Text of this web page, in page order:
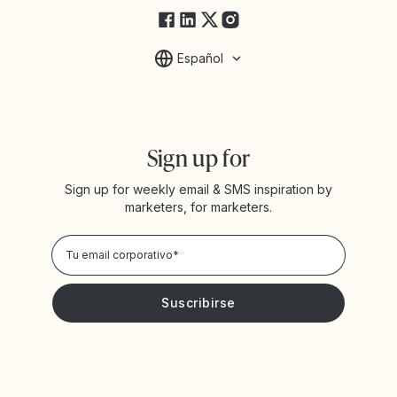
Español
Sign up for
Sign up for weekly email & SMS inspiration by
marketers, for marketers.